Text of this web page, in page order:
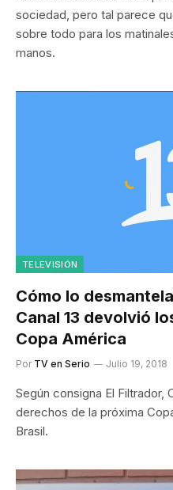
sociedad, pero tal parece
sobre todo para los
manos.
TELEVISIÓN
Cómo lo
Canal 13 devolvió
Copa América
Por TV en Serio Julio 19, 2018
Según consigna El Filtrador,
derechos de la próxima
Brasil.